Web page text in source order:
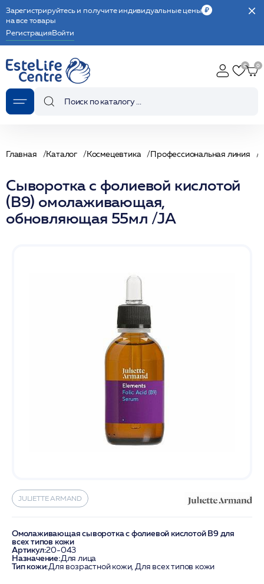
Зарегистрируйтесь и получите индивидуальные цены
на все товары
РегистрацияВойти
Главная Каталог Космецевтика Профессиональная линия
Сыворотка с фолиевой кислотой
(B9) омолаживающая,
обновляющая 55мл /JA
JULIETTE ARMAND
Омолаживающая сыворотка с фолиевой кислотой B9 для
всех типов кожи
Артикул:20-043
Назначение:Для лица
Тип кожи:Для возрастной кожи, Для всех типов кожи